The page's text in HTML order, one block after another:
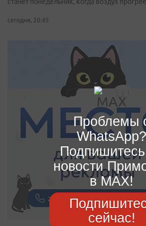
станет понедельник, когда воздух
сегодня, 20:45
Проблемы
WhatsApp?
новости
в MAX!
сейчас!